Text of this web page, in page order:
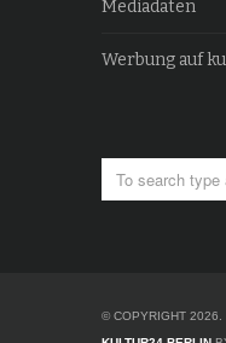
Mediadaten
Werbung auf
© COPYRIGHT 2026.